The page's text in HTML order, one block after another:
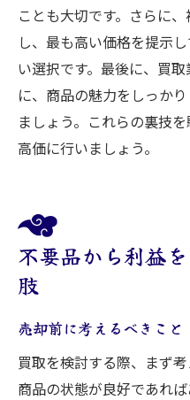
ことも大切です。さらに
し、最も高い価格を提示
い選択です。最後に、買
に、商品の魅力をしっか
ましょう。これらの裏技
高価に行いましょう。
不要品から利益
肢
売却前に考えるべきこと
買取を検討する際、まず
商品の状態が良好であれ